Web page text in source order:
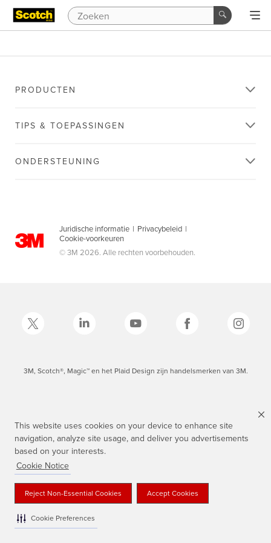
This website uses cookies on your device to enhance site
navigation, analyze site usage, and deliver you advertisements
based on your interests.
Cookie Notice
Reject Non-Essential Cookies Accept Cookies
Cookie Preferences
PRODUCTEN
TIPS & TOEPASSINGEN
ONDERSTEUNING
Juridische informatie | Privacybeleid |
Cookie-voorkeuren
© 3M 2026. Alle rechten voorbehouden.
3M, Scotch®, Magic™ en het Plaid Design zijn handelsmerken van 3M.